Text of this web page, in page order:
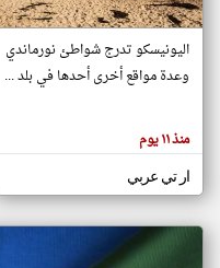
هنا عن
وجهة
كاتبيها.
اليونيسكو تدرج شواطئ نورماندي
وعدة مواقع أخرى أحدها في بلد ...
منذ ١١ يوم
ار تي عربي